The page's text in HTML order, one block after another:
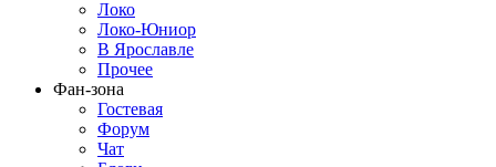
Локо
Локо-Юниор
В Ярославле
Прочее
Фан-зона
Гостевая
Форум
Чат